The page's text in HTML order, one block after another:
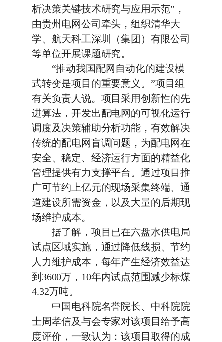
析决策关键技术研究与应用示范”，
由贵州电网公司牵头，组织清华大
学、航天科工深圳（集团）有限公司
等单位开展课题研究。
“推动我国配网自动化的建设模
式转变是项目的重要意义。”项目组
有关负责人说。项目采用创新性的先
进算法，开发出配电网的可视化运行
调度及决策辅助分析功能，有效解决
传统的配电网盲调问题，为配电网在
安全、稳定、经济运行方面的精益化
管理提供有力支撑平台。通过项目推
广可节约上亿元的现场采集终端、通
道建设所需资金，以及大量的后期现
场维护成本。
据了解，项目已在六盘水供电局
试点区域实施，通过降低线损、节约
人力维护成本，每年产生经济效益达
到3600万，10年内试点范围减少标煤
4.32万吨。
中国电科院名誉院长、中科院院
士周孝信及与会专家对该项目给予高
度评价，一致认为：该项目取得的成